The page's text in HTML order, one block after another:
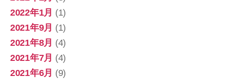
2022年1月 (1)
2021年9月 (1)
2021年8月 (4)
2021年7月 (4)
2021年6月 (9)